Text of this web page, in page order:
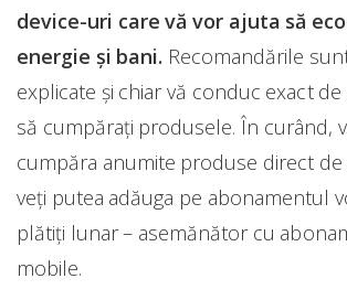
device-uri care vă vor ajuta să
energie și bani. Recomandările
explicate și chiar vă conduc exact
să cumpărați produsele. În curând,
cumpăra anumite produse direct de
veți putea adăuga pe abonamentul
plătiți lunar – asemănător cu
mobile.